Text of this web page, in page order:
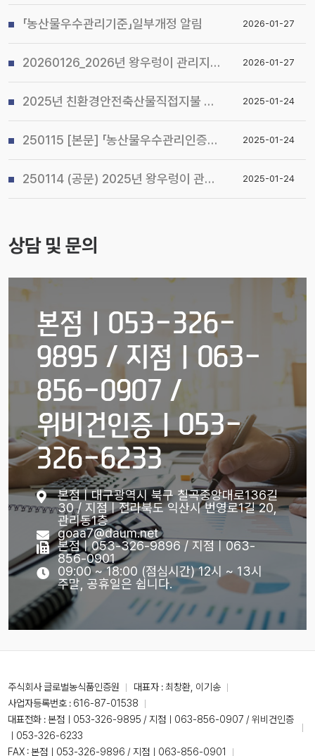
「농산물우수관리기준」일부개정 알림 2026-01-27
20260126_2026년 왕우렁이 관리지침 및 전국 일제 수거기간 운영계획 알림 2026-01-27
2025년 친환경안전축산물직접지불 사업 시행지침 알림 2025-01-24
250115 [본문] 「농산물우수관리인증(GAP) 기본교육 관리지침」개정 알림 2025-01-24
250114 (공문) 2025년 왕우렁이 관리지침 및 전국 일제 수거기간 운영계획 알림 2025-01-24
상담 및 문의
본점ㅣ053-326-
9895 / 지점ㅣ063-
856-0907 /
위비건인증ㅣ053-
326-6233
본점ㅣ대구광역시 북구 칠곡중앙대로136길
30 / 지점ㅣ전라북도 익산시 번영로1길 20,
관리동1층
goaa7@daum.net
본점ㅣ053-326-9896 / 지점ㅣ063-
856-0901
09:00 ~ 18:00 (점심시간) 12시 ~ 13시
주말, 공휴일은 쉽니다.
주식회사 글로벌농식품인증원
대표자 : 최창환, 이기송
사업자등록번호 : 616-87-01538
대표전화 : 본점ㅣ053-326-9895 / 지점ㅣ063-856-0907 / 위비건인증
ㅣ053-326-6233
FAX : 본점ㅣ053-326-9896 / 지점ㅣ063-856-0901